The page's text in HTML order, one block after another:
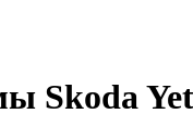
Skoda